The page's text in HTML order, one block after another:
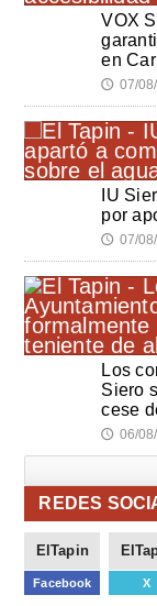
VOX
en
🕔 07/
IU
por
🕔 07/
Los
Siero
cese
🕔 06/
REDES
ElTapin
Facebook X